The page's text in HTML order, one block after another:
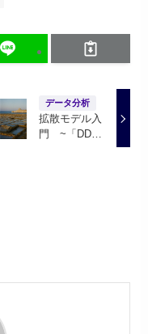
データ分析
拡散モデル入
門 ~「DDIM